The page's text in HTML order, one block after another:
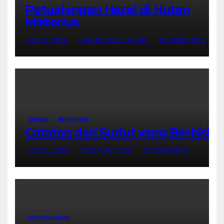
Petualangan Hazel di Hutan
Misterius
AGU 2, 2026 RAGHIF YAZID UQAIL 0 COMMENTS
ARTIKEL REPORTASE
Catatan dari Sudut yang Berbisik
JUL 31, 2026 ANISA MULYADI 0 COMMENTS
CATATAN HARIAN